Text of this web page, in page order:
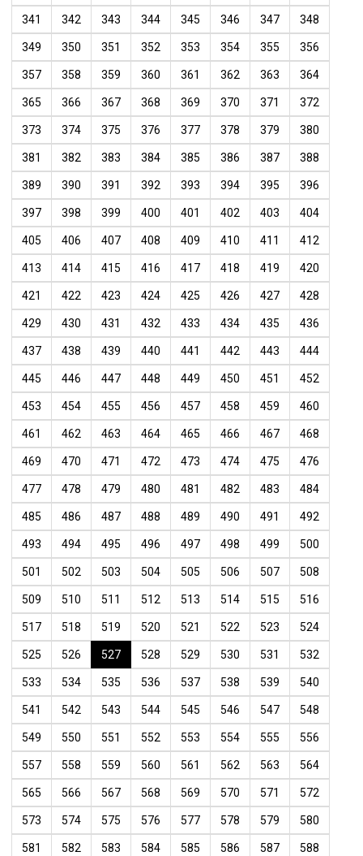
341 342 343 344 345 346 347 348
349 350 351 352 353 354 355 356
357 358 359 360 361 362 363 364
365 366 367 368 369 370 371 372
373 374 375 376 377 378 379 380
381 382 383 384 385 386 387 388
389 390 391 392 393 394 395 396
397 398 399 400 401 402 403 404
405 406 407 408 409 410 411 412
413 414 415 416 417 418 419 420
421 422 423 424 425 426 427 428
429 430 431 432 433 434 435 436
437 438 439 440 441 442 443 444
445 446 447 448 449 450 451 452
453 454 455 456 457 458 459 460
461 462 463 464 465 466 467 468
469 470 471 472 473 474 475 476
477 478 479 480 481 482 483 484
485 486 487 488 489 490 491 492
493 494 495 496 497 498 499 500
501 502 503 504 505 506 507 508
509 510 511 512 513 514 515 516
517 518 519 520 521 522 523 524
525 526 527 528 529 530 531 532
533 534 535 536 537 538 539 540
541 542 543 544 545 546 547 548
549 550 551 552 553 554 555 556
557 558 559 560 561 562 563 564
565 566 567 568 569 570 571 572
573 574 575 576 577 578 579 580
581 582 583 584 585 586 587 588